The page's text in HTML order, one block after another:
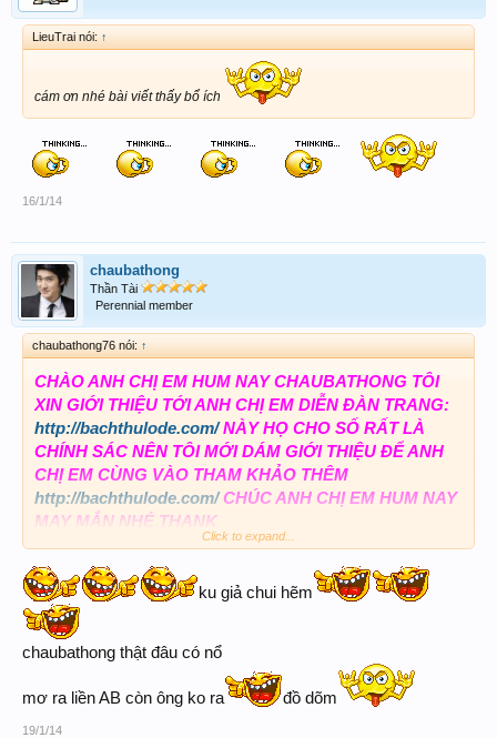
LieuTrai nói: ↑
cám ơn nhé bài viết thấy bổ ích
16/1/14
chaubathong
Thần Tài
Perennial member
chaubathong76 nói: ↑
CHÀO ANH CHỊ EM HUM NAY CHAUBATHONG TÔI
XIN GIỚI THIỆU TỚI ANH CHỊ EM DIỄN ĐÀN TRANG:
http://bachthulode.com/NÀY HỌ CHO SỐ RẤT LÀ
CHÍNH SÁC NÊN TÔI MỚI DÁM GIỚI THIỆU ĐỂ ANH
CHỊ EM CÙNG VÀO THAM KHẢO THÊM
http://bachthulode.com/CHÚC ANH CHỊ EM HUM NAY
MAY MẮN NHÉ THANK
http://bachthulode.com/
http://bachthulode.com/
http://bachthulode.com/
Click to expand...
ku giả chui hẽm
chaubathong thật đâu có nổ
mơ ra liền AB còn ông ko ra đồ dõm
19/1/14